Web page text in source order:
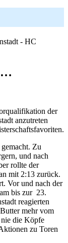
- HC
der
anzutreten
Zu
und nach
rollte der
mit 2:13 zurück.
Vor und nach der
bis zur 23.
reagierten
mehr vom
nie die Köpfe
zu Toren